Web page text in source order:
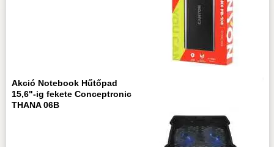
Akció Notebook Hűtőpad
15,6"-ig fekete Conceptronic
THANA 06B